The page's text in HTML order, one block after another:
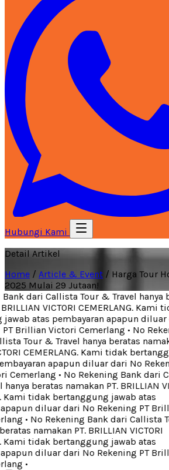
Hubungi Kami
Detail Artikel
Home / Article & Event / Harga Tour
2025 Mulai 29 Jutaan!
dari Callista Tour & Travel hanya
VICTORI CEMERLANG. Kami
atas pembayaran apapun diluar
Brillian Victori Cemerlang• No
Tour & Travel hanya beratas
CEMERLANG. Kami tidak
apapun diluar dari No
Cemerlang• No Rekening Bank dari
beratas namakan PT. BRILLIAN
Kami tidak bertanggung jawab atas
diluar dari No Rekening PT
• No Rekening Bank dari Callista
namakan PT. BRILLIAN VICTORI
Kami tidak bertanggung jawab atas
diluar dari No Rekening PT
•